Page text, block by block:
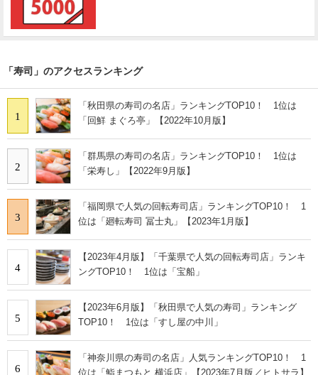
「寿司」のアクセスランキング
1
「秋田県の寿司の名店」ランキングTOP10！ 1位は
「回鮮 まぐろ亭」【2022年10月版】
2
「群馬県の寿司の名店」ランキングTOP10！ 1位は
「栄寿し」【2022年9月版】
3
「福岡県で人気の回転寿司店」ランキングTOP10！ 1
位は「廻転寿司 冨士丸」【2023年1月版】
4
【2023年4月版】「千葉県で人気の回転寿司店」ランキ
ングTOP10！ 1位は「宝船」
5
【2023年6月版】「秋田県で人気の寿司」ランキング
TOP10！ 1位は「すし屋の中川」
6
「神奈川県の寿司の名店」人気ランキングTOP10！ 1
位は「鮨まつもと 横浜店」【2023年7月版／ヒトサラ】